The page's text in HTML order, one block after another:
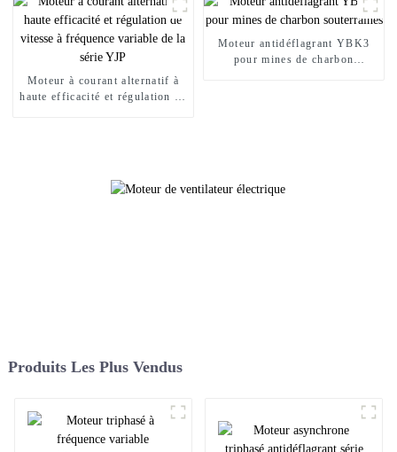
Moteur à courant alternatif à
haute efficacité et régulation de
Moteur antidéflagrant YBK3
pour mines de charbon
Produits Les Plus Vendus